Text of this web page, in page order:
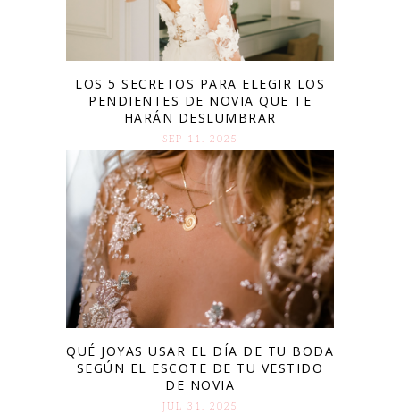
LOS 5 SECRETOS PARA ELEGIR LOS
PENDIENTES DE NOVIA QUE TE
HARÁN DESLUMBRAR
SEP 11. 2025
QUÉ JOYAS USAR EL DÍA DE TU BODA
SEGÚN EL ESCOTE DE TU VESTIDO
DE NOVIA
JUL 31. 2025